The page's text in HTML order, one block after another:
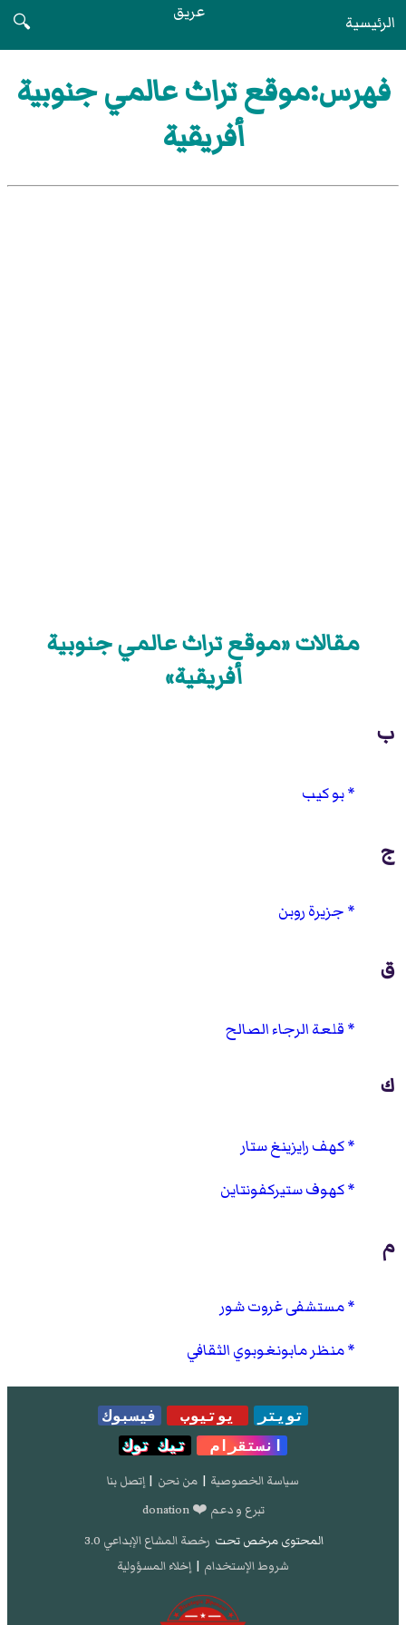
الرئيسية عريق
🔍
فهرس:موقع تراث عالمي جنوبية
أفريقية
مقالات «موقع تراث عالمي جنوبية
أفريقية»
ب
بو كيب
ج
جزيرة روبن
ق
قلعة الرجاء الصالح
ك
كهف رايزينغ ستار
كهوف ستيركفونتاين
م
مستشفى غروت شور
منظر مابونغوبوي الثقافي
تويتر يوتيوب
فيسبوك
انستقرام
تيك توك
سياسة الخصوصية | من نحن | إتصل بنا
تبرع و دعم ❤️ donation
المحتوى مرخص تحت رخصة المشاع الإبداعي 3.0
شروط الإستخدام | إخلاء المسؤولية